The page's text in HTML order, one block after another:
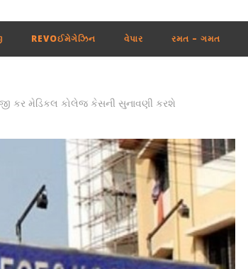
REVOઈમેગેઝિન વેપાર રમત – ગમત
કર મેડિકલ કોલેજ કેસની સુનાવણી કરશે